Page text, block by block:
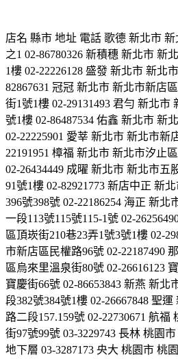
店名 縣市 地址 電話 歌德 新北市
之1 02-86780326 新積穗 新北市 新
1樓 02-22226128 盛發 新北市 新北
82867631 冠冠 新北市 新北市新店
街1號1樓 02-29131493 君勻 新北市
號1樓 02-86487534 佑鑫 新北市 新
02-22225901 愛莘 新北市 新北市新
22191951 樟福 新北市 新北市汐止
02-26434449 成曜 新北市 新北市五
91號1樓 02-82921773 新店中正 新
396號398號 02-22186254 海正 新
一段113號115號115-1號 02-
區頂崁街210巷23弄1號3號1樓 02-
市新店區民權路96號 02-22187490
區烏來里溫泉街80號 02-26616123
寶慶街66號 02-86653843 新燕 新
段382號384號1樓 02-26667848 聖
路二段157.159號 02-22730671 航
街97號99號 03-3229743 長林 桃園
地下層 03-3287173 央大 桃園市 桃